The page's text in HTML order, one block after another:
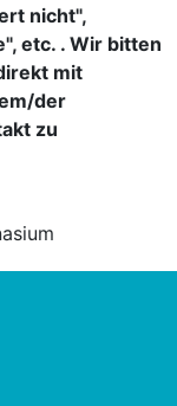
nicht",
etc. . Wir bitten
mit
der
zu